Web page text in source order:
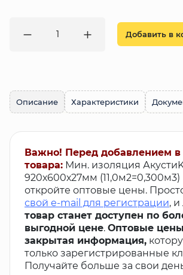
Добавить в
Описание Характеристики
Важно! Перед добавлением в
товара: Мин. изоляция
920х600х27мм (11,0м2=0,300м3)
откройте оптовые цены.
свой e-mail для регистрации,
товар станет доступен по
выгодной цене. Оптовые
закрытая информация,
только зарегистрированные
Получайте больше за свои